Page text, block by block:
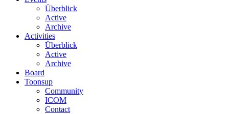
Überblick
Active
Archive
Activities
Überblick
Active
Archive
Board
Toonsup
Community
ICOM
Contact